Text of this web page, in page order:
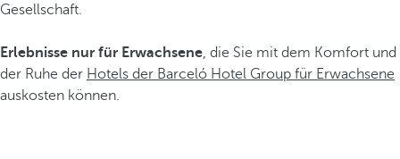
Gesellschaft.
Erlebnisse nur für Erwachsene, die Sie mit dem Komfort und
der Ruhe der Hotels der Barceló Hotel Group für Erwachsene
auskosten können.